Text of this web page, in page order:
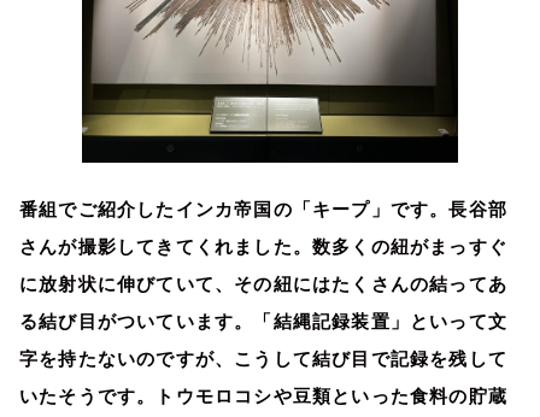
番組でご紹介したインカ帝国の「キープ」です。長谷部
さんが撮影してきてくれました。数多くの紐がまっすぐ
に放射状に伸びていて、その紐にはたくさんの結ってあ
る結び目がついています。「結縄記録装置」といって文
字を持たないのですが、こうして結び目で記録を残して
いたそうです。トウモロコシや豆類といった食料の貯蔵